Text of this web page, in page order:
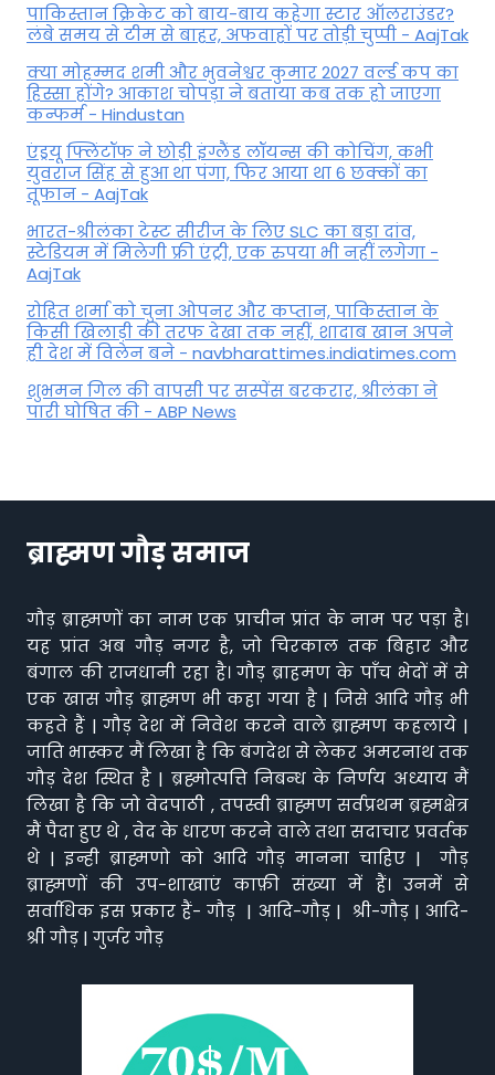
पाकिस्तान क्रिकेट को बाय-बाय कहेगा स्टार ऑलराउंडर?
लंबे समय से टीम से बाहर, अफवाहों पर तोड़ी चुप्पी - AajTak
क्या मोहम्मद शमी और भुवनेश्वर कुमार 2027 वर्ल्ड कप का
हिस्सा होंगे? आकाश चोपड़ा ने बताया कब तक हो जाएगा
कन्फर्म - Hindustan
एंड्रयू फ्लिंटॉफ ने छोड़ी इंग्लैंड लॉयन्स की कोच‍िंग, कभी
युवराज सिंह से हुआ था पंगा, फ‍िर आया था 6 छक्कों का
तूफान - AajTak
भारत-श्रीलंका टेस्ट सीरीज के लिए SLC का बड़ा दांव,
स्टेडियम में मिलेगी फ्री एंट्री, एक रुपया भी नहीं लगेगा -
AajTak
रोहित शर्मा को चुना ओपनर और कप्तान, पाकिस्तान के
किसी खिलाड़ी की तरफ देखा तक नहीं, शादाब खान अपने
ही देश में विलेन बने - navbharattimes.indiatimes.com
शुभमन गिल की वापसी पर सस्पेंस बरकरार, श्रीलंका ने
पारी घोषित की - ABP News
ब्राह्मण गौड़ समाज
गौड़ ब्राह्मणों का नाम एक प्राचीन प्रांत के नाम पर पड़ा है।
यह प्रांत अब गौड़ नगर है, जो चिरकाल तक बिहार और
बंगाल की राजधानी रहा है। गौड़ ब्राहमण के पाँच भेदों में से
एक खास गौड़ ब्राह्मण भी कहा गया है | जिसे आदि गौड़ भी
कहते हैं | गौड़ देश में निवेश करने वाले ब्राह्मण कहलाये |
जाति भास्कर मैं लिखा है कि बंगदेश से लेकर अमरनाथ तक
गौड़ देश स्थित है | ब्रह्मोत्पत्ति निबन्ध के निर्णय अध्याय मैं
लिखा है कि जो वेदपाठी , तपस्वी ब्राह्मण सर्वप्रथम ब्रह्मक्षेत्र
मैं पैदा हुए थे , वेद के धारण करने वाले तथा सदाचार प्रवर्तक
थे | इन्ही ब्राह्मणो को आदि गौड़ मानना चाहिए | गौड़
ब्राह्मणों की उप-शाखाएं काफ़ी संख्या में हैं। उनमें से
सर्वाधिक इस प्रकार हैं- गौड़ | आदि-गौड़ | श्री-गौड़ | आदि-
श्री गौड़ | गुर्जर गौड़